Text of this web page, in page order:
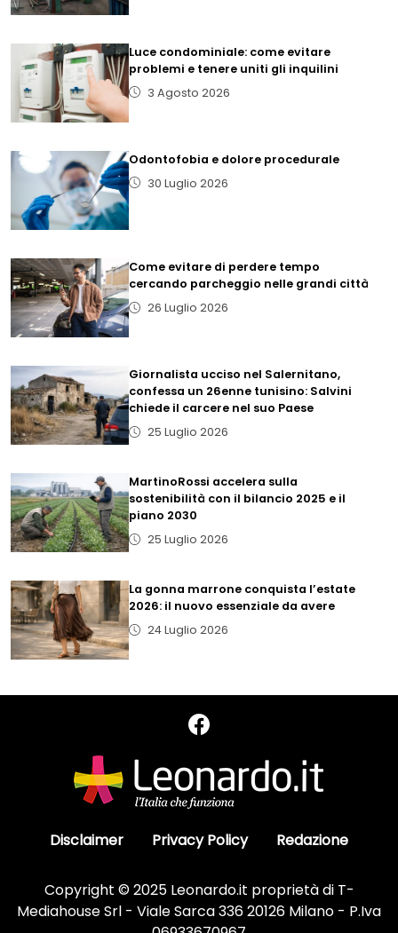
Luce condominiale: come evitare
problemi e tenere uniti gli inquilini
3 Agosto 2026
Odontofobia e dolore procedurale
30 Luglio 2026
Come evitare di perdere tempo
cercando parcheggio nelle grandi città
26 Luglio 2026
Giornalista ucciso nel Salernitano,
confessa un 26enne tunisino: Salvini
chiede il carcere nel suo Paese
25 Luglio 2026
MartinoRossi accelera sulla
sostenibilità con il bilancio 2025 e il
piano 2030
25 Luglio 2026
La gonna marrone conquista l’estate
2026: il nuovo essenziale da avere
24 Luglio 2026
Disclaimer Privacy Policy Redazione
Copyright © 2025 Leonardo.it proprietà di T-
Mediahouse Srl - Viale Sarca 336 20126 Milano - P.Iva